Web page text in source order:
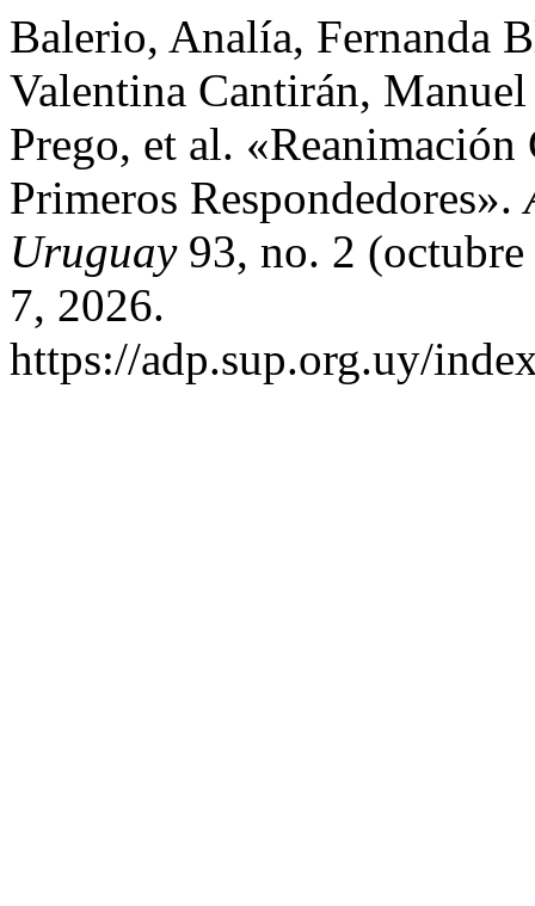
Balerio, Analía, Fernanda
Valentina Cantirán,
Prego, et al.
Primeros Respondedores».
Uruguay93, no. 2 (octubre
7, 2026.
https://adp.sup.org.uy/